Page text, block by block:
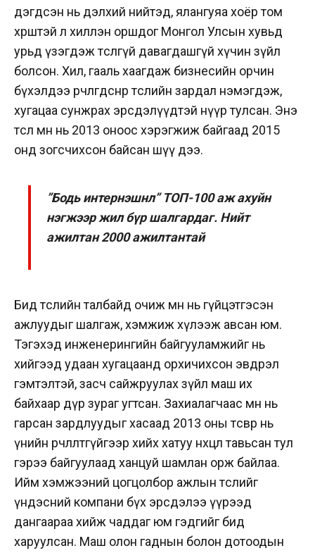
дэгдсэн нь дэлхий нийтэд, ялангуяа хоёр том
хөрштэй л хиллэн оршдог Монгол Улсын хувьд
урьд үзэгдэж төсөөлөөгүй давагдашгүй хүчин зүйл
болсон. Хил, гааль хаагдаж бизнесийн орчин
бүхэлдээ өөрчлөгдсөнөөр төслийн зардал нэмэгдэж,
хугацаа сунжрах эрсдэлүүдтэй нүүр тулсан. Энэ
төсөл өмнө нь 2013 оноос хэрэгжиж байгаад 2015
онд зогсчихсон байсан шүү дээ.
”Бодь интернэшнл” ТОП-100 аж ахуйн
нэгжээр жил бүр шалгардаг. Нийт
ажилтан 2000 ажилтантай
Бид төслийн талбайд очиж өмнө нь гүйцэтгэсэн
ажлуудыг шалгаж, хэмжиж хүлээж авсан юм.
Тэгэхэд инженерингийн байгууламжийг нь
хийгээд удаан хугацаанд орхичихсон эвдрэл
гэмтэлтэй, засч сайжруулах зүйл маш их
байхаар дүр зураг угтсан. Захиалагчаас өмнө нь
гарсан зардлуудыг хасаад 2013 оны төсвөөр нь
үнийн өөрчлөлтгүйгээр хийх хатуу нөхцөл тавьсан тул
гэрээ байгуулаад ханцуй шамлан орж байлаа.
Ийм хэмжээний цогцолбор ажлын төслийг
үндэсний компани бүх эрсдэлээ үүрээд
дангаараа хийж чаддаг юм гэдгийг бид
харуулсан. Маш олон гаднын болон дотоодын